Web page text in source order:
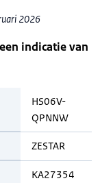
2026
indicatie van
HS06V-
QPNNW
ZESTAR
KA27354